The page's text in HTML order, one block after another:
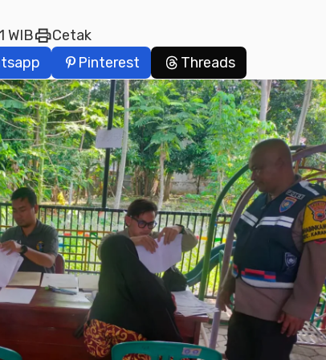
WIBprintCetak
Pinterest Threads